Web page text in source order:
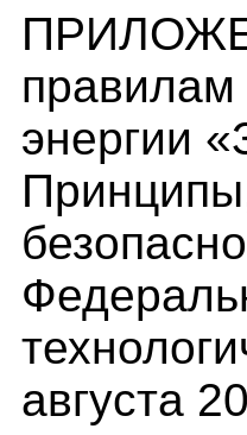
правилам
энергии
августа